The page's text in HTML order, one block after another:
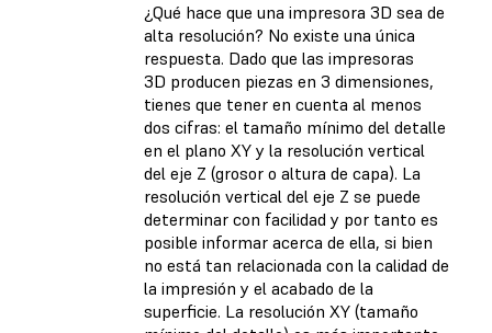
¿Qué hace que una impresora 3D sea de
alta resolución? No existe una única
respuesta. Dado que las impresoras
3D producen piezas en 3 dimensiones,
tienes que tener en cuenta al menos
dos cifras: el tamaño mínimo del detalle
en el plano XY y la resolución vertical
del eje Z (grosor o altura de capa). La
resolución vertical del eje Z se puede
determinar con facilidad y por tanto es
posible informar acerca de ella, si bien
no está tan relacionada con la calidad de
la impresión y el acabado de la
superficie. La resolución XY (tamaño